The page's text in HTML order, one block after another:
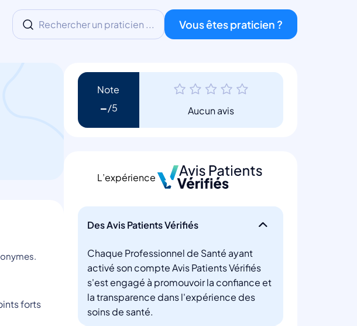
Rechercher un praticien ... Vous êtes praticien ?
forts
Note
- Aucun avis
L’expérience
Des Avis Patients Vérifiés
Chaque Professionnel de Santé ayant
activé son compte Avis Patients Vérifiés
s'est engagé à promouvoir la confiance et
la transparence dans l'expérience des
soins de santé.